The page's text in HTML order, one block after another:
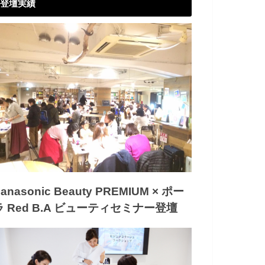
登壇実績
Beauty PREMIUM × ポー
Red B.A ビューティセミナー登壇